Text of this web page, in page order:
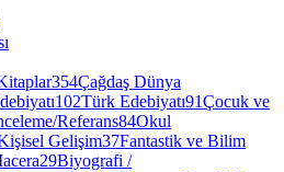
354Çağdaş Dünya
102Türk Edebiyatı91Çocuk ve
Referans84Okul
Gelişim37Fantastik ve Bilim
29Biyografi /